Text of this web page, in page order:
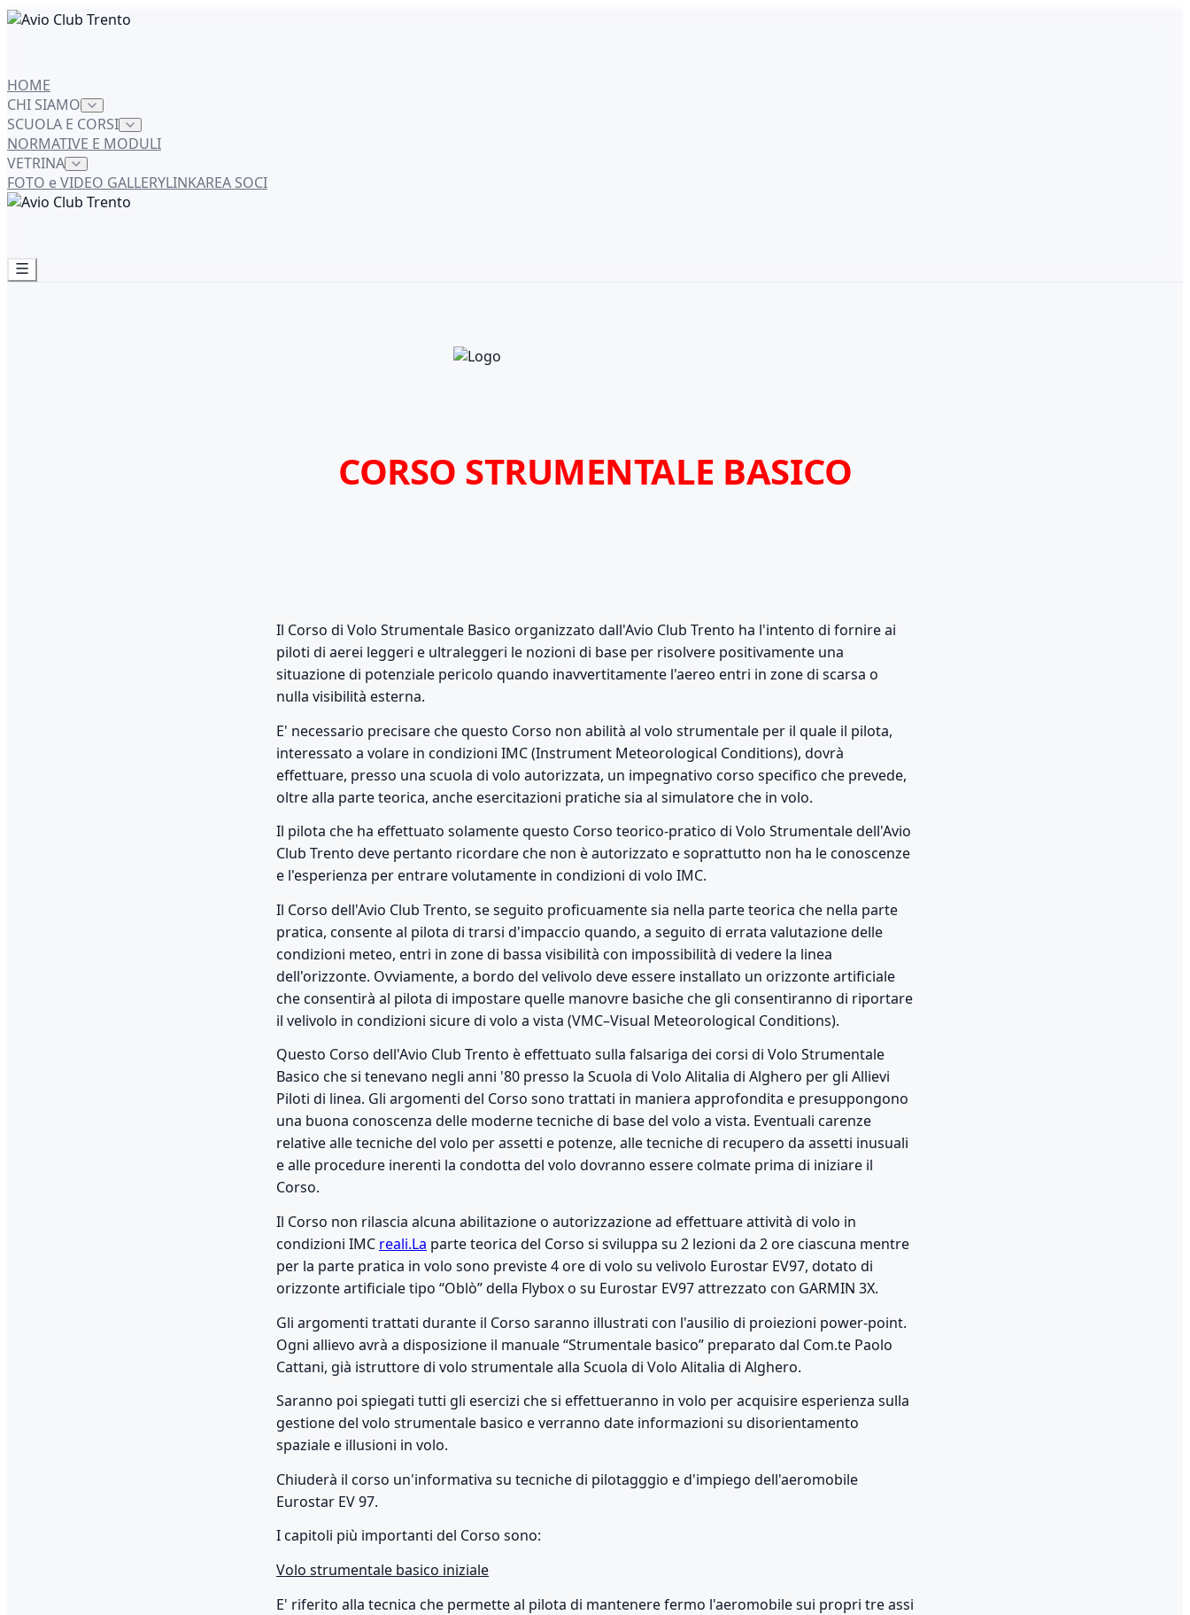
HOME
CHI SIAMO
SCUOLA E CORSI
NORMATIVE E MODULI
VETRINA
FOTO e VIDEO GALLERYLINKAREA SOCI
CORSO STRUMENTALE BASICO
Il Corso di Volo Strumentale Basico organizzato dall'Avio Club Trento ha l'intento di fornire ai
piloti di aerei leggeri e ultraleggeri le nozioni di base per risolvere positivamente una
situazione di potenziale pericolo quando inavvertitamente l'aereo entri in zone di scarsa o
nulla visibilità esterna.
E' necessario precisare che questo Corso non abilità al volo strumentale per il quale il pilota,
interessato a volare in condizioni IMC (Instrument Meteorological Conditions), dovrà
effettuare, presso una scuola di volo autorizzata, un impegnativo corso specifico che prevede,
oltre alla parte teorica, anche esercitazioni pratiche sia al simulatore che in volo.
Il pilota che ha effettuato solamente questo Corso teorico-pratico di Volo Strumentale dell'Avio
Club Trento deve pertanto ricordare che non è autorizzato e soprattutto non ha le conoscenze
e l'esperienza per entrare volutamente in condizioni di volo IMC.
Il Corso dell'Avio Club Trento, se seguito proficuamente sia nella parte teorica che nella parte
pratica, consente al pilota di trarsi d'impaccio quando, a seguito di errata valutazione delle
condizioni meteo, entri in zone di bassa visibilità con impossibilità di vedere la linea
dell'orizzonte. Ovviamente, a bordo del velivolo deve essere installato un orizzonte artificiale
che consentirà al pilota di impostare quelle manovre basiche che gli consentiranno di riportare
il velivolo in condizioni sicure di volo a vista (VMC–Visual Meteorological Conditions).
Questo Corso dell'Avio Club Trento è effettuato sulla falsariga dei corsi di Volo Strumentale
Basico che si tenevano negli anni '80 presso la Scuola di Volo Alitalia di Alghero per gli Allievi
Piloti di linea. Gli argomenti del Corso sono trattati in maniera approfondita e presuppongono
una buona conoscenza delle moderne tecniche di base del volo a vista. Eventuali carenze
relative alle tecniche del volo per assetti e potenze, alle tecniche di recupero da assetti inusuali
e alle procedure inerenti la condotta del volo dovranno essere colmate prima di iniziare il
Corso.
Il Corso non rilascia alcuna abilitazione o autorizzazione ad effettuare attività di volo in
condizioni IMC reali.La parte teorica del Corso si sviluppa su 2 lezioni da 2 ore ciascuna mentre
per la parte pratica in volo sono previste 4 ore di volo su velivolo Eurostar EV97, dotato di
orizzonte artificiale tipo “Oblò” della Flybox o su Eurostar EV97 attrezzato con GARMIN 3X.
Gli argomenti trattati durante il Corso saranno illustrati con l'ausilio di proiezioni power-point.
Ogni allievo avrà a disposizione il manuale “Strumentale basico” preparato dal Com.te Paolo
Cattani, già istruttore di volo strumentale alla Scuola di Volo Alitalia di Alghero.
Saranno poi spiegati tutti gli esercizi che si effettueranno in volo per acquisire esperienza sulla
gestione del volo strumentale basico e verranno date informazioni su disorientamento
spaziale e illusioni in volo.
Chiuderà il corso un'informativa su tecniche di pilotagggio e d'impiego dell'aeromobile
Eurostar EV 97.
I capitoli più importanti del Corso sono:
Volo strumentale basico iniziale
E' riferito alla tecnica che permette al pilota di mantenere fermo l'aeromobile sui propri tre assi